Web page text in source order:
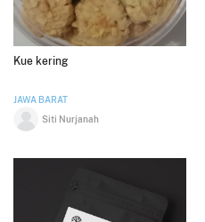
Kue kering
JAWA BARAT
Siti Nurjanah